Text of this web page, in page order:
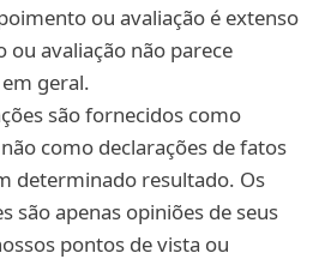
ou avaliação é extenso
avaliação não parece
geral.
são fornecidos como
como declarações de fatos
determinado resultado. Os
são apenas opiniões de seus
pontos de vista ou